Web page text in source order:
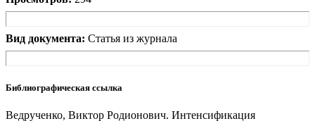
Вид документа: Статья из журнала
Библиографическая ссылка
Ведрученко, Виктор Родионович. Интенсификация